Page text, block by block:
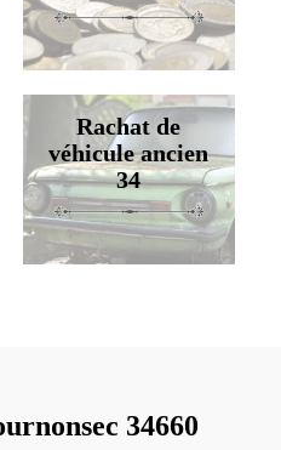
Rachat de
véhicule ancien
34
34660